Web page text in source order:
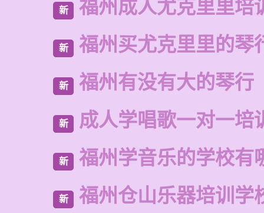
新 福州成人尤克里里培
新 福州买尤克里里的琴
新 福州有没有大的琴行
新 成人学唱歌一对一培
新 福州学音乐的学校有
新 福州仓山乐器培训学